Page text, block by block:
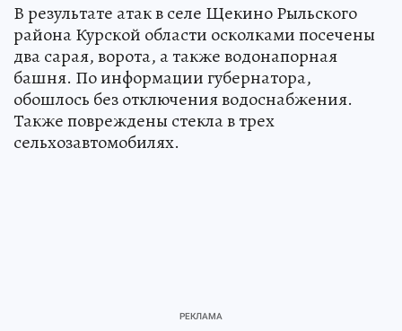
В результате атак в селе Щекино Рыльского
района Курской области осколками посечены
два сарая, ворота, а также водонапорная
башня. По информации губернатора,
обошлось без отключения водоснабжения.
Также повреждены стекла в трех
сельхозавтомобилях.